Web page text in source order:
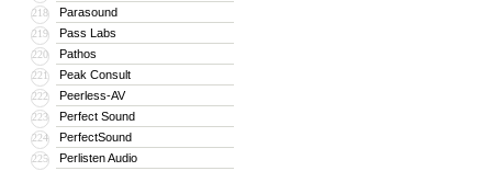
218 Parasound
219 Pass Labs
220 Pathos
221 Peak Consult
222 Peerless-AV
223 Perfect Sound
224 PerfectSound
225 Perlisten Audio